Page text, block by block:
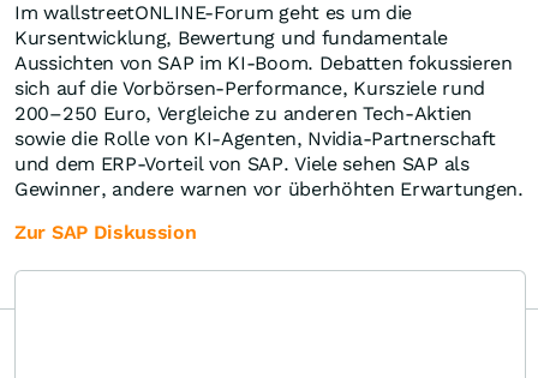
Im wallstreetONLINE-Forum geht es um die
Kursentwicklung, Bewertung und fundamentale
Aussichten von SAP im KI-Boom. Debatten fokussieren
sich auf die Vorbörsen-Performance, Kursziele rund
200–250 Euro, Vergleiche zu anderen Tech-Aktien
sowie die Rolle von KI-Agenten, Nvidia-Partnerschaft
und dem ERP-Vorteil von SAP. Viele sehen SAP als
Gewinner, andere warnen vor überhöhten Erwartungen.
Zur SAP Diskussion